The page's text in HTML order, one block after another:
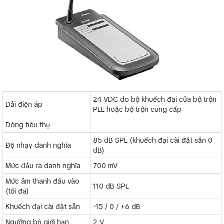
Dải điện áp
24 VDC do bộ khuếch đại của bộ trộn
PLE hoặc bộ trộn cung cấp
Dòng tiêu thụ
Độ nhạy danh nghĩa
85 dB SPL (khuếch đại cài đặt sẵn 0
dB)
Mức đầu ra danh nghĩa
700 mV
Mức âm thanh đầu vào
(tối đa)
110 dB SPL
Khuếch đại cài đặt sẵn
-15 / 0 / +6 dB
Ngưỡng bộ giới hạn
2 V